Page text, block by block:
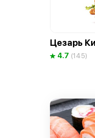
Цезарь
4.7 (145)